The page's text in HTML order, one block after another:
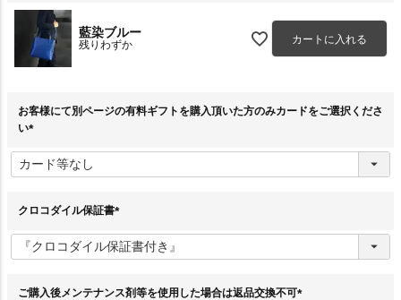
藍染ブルー
残りわずか カートに入れる
お客様にて別ページの有料ギフトを購入頂いた方のみカードをご選択くださ
い
必
須
クロコダイル保証書
必
須
ご購入後メンテナンス剤等を使用した場合は返品交換不可